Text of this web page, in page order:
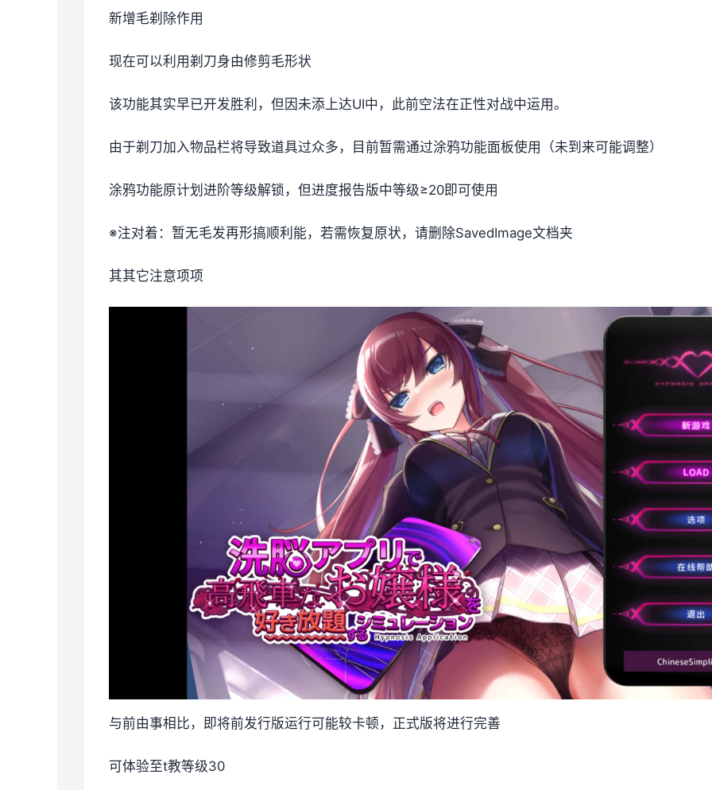
新增毛剃除作用
现在可以利用剃刀身由修剪毛形状
该功能其实早已开发胜利，但因未添上达UI中，此前空法在正性对战中运用。
由于剃刀加入物品栏将导致道具过众多，目前暂需通过涂鸦功能面板使用（未到来可能调整）
涂鸦功能原计划进阶等级解锁，但进度报告版中等级≥20即可使用
※注对着 ：暂无毛发再形搞顺利能，若需恢复原状，请删除SavedImage文档夹
其其它注意项项
与前由事相比，即将前发行版运行可能较卡顿，正式版将进行完善
可体验至t教等级30